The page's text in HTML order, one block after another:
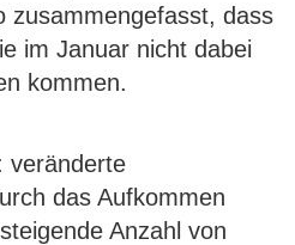
zusammengefasst, dass
im Januar nicht dabei
kommen.
veränderte
das Aufkommen
Anzahl von